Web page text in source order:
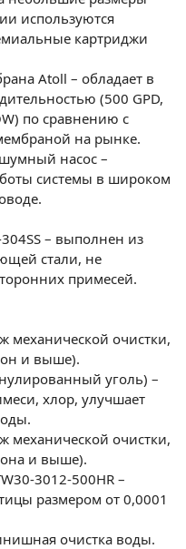
используются
картриджи
Atoll – обладает в
(500 GPD,
по сравнению с
на рынке.
насос –
системы в широком
– выполнен из
стали, не
примесей.
механической очистки,
и выше).
уголь) –
хлор, улучшает
механической очистки,
и выше).
30-3012-500HR –
размером от 0,0001
очистка воды.